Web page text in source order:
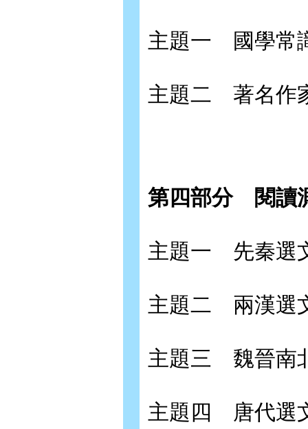
主題一 國學常
主題二 著名作
第四部分 閱讀
主題一 先秦選
主題二 兩漢選
主題三 魏晉南
主題四 唐代選